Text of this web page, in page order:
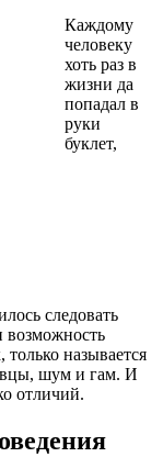
Каждому
человеку
хоть раз в
жизни да
попадал в
руки
буклет,
следовать
возможность
называется
шум и гам. И
отличий.